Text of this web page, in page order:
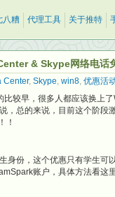
八糟 代理工具 关于推特
& Skype网络电话
Center, Skype, win8, 优惠活
较早，很多人都应该换上
，总的来说，目前这个阶段
！
身份，这个优惠只有学生可
账户，具体方法看这